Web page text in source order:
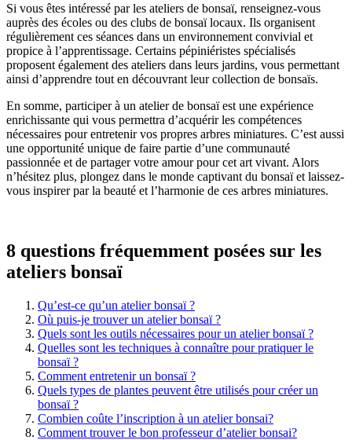
Si vous êtes intéressé par les ateliers de bonsaï, renseignez-vous
auprès des écoles ou des clubs de bonsaï locaux. Ils organisent
régulièrement ces séances dans un environnement convivial et
propice à l’apprentissage. Certains pépiniéristes spécialisés
proposent également des ateliers dans leurs jardins, vous permettant
ainsi d’apprendre tout en découvrant leur collection de bonsaïs.
En somme, participer à un atelier de bonsaï est une expérience
enrichissante qui vous permettra d’acquérir les compétences
nécessaires pour entretenir vos propres arbres miniatures. C’est aussi
une opportunité unique de faire partie d’une communauté
passionnée et de partager votre amour pour cet art vivant. Alors
n’hésitez plus, plongez dans le monde captivant du bonsaï et laissez-
vous inspirer par la beauté et l’harmonie de ces arbres miniatures.
8 questions fréquemment posées sur les
ateliers bonsaï
Qu’est-ce qu’un atelier bonsaï ?
Où puis-je trouver un atelier bonsaï ?
Quels sont les outils nécessaires pour un atelier bonsaï ?
Quelles sont les techniques à connaître pour pratiquer le
bonsaï ?
Comment entretenir un bonsaï ?
Quels types de plantes peuvent être utilisés pour créer un
bonsaï ?
Combien coûte l’inscription à un atelier bonsai?
Comment trouver le bon professeur d’atelier bonsai?